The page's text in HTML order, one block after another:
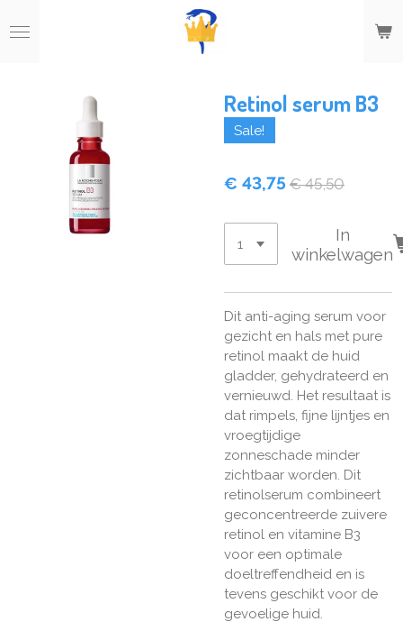
direct
hoofdinhoud
Retinol serum B3
Sale!
€ 43,75 € 45,50
In
winkelwagen
Dit anti-aging serum voor
gezicht en hals met pure
retinol maakt de huid
gladder, gehydrateerd en
vernieuwd. Het resultaat is
dat rimpels, fijne lijntjes en
vroegtijdige
zonneschade minder
zichtbaar worden. Dit
retinolserum combineert
geconcentreerde zuivere
retinol en vitamine B3
voor een optimale
doeltreffendheid en is
tevens geschikt voor de
gevoelige huid.